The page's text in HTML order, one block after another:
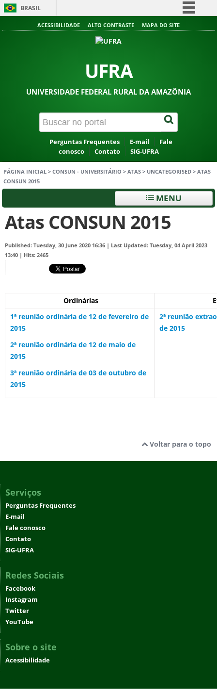
BRASIL
Simplifique!
Acesso à informação
ACESSIBILIDADE ALTO CONTRASTE MAPA DO SITE
UFRA
UNIVERSIDADE FEDERAL RURAL DA AMAZÔNIA
Perguntas Frequentes E-mail
Fale
conosco
Contato SIG-UFRA
PÁGINA INICIAL > CONSUN - UNIVERSITÁRIO > ATAS > UNCATEGORISED > ATAS
CONSUN 2015
MENU
Atas CONSUN 2015
Published: Tuesday, 30 June 2020 16:36 | Last Updated: Tuesday, 04 April 2023
13:40 | Hits: 2465
Ordinárias
1ª reunião ordinária de 12 de fevereiro de
2015
2ª reunião ordinária de 12 de maio de
2015
3ª reunião ordinária de 03 de outubro de
2015
2ª reunião
de 2015
Voltar para o topo
Serviços
Perguntas Frequentes
E-mail
Fale conosco
Contato
SIG-UFRA
Redes Sociais
Facebook
Instagram
Twitter
YouTube
Sobre o site
Acessibilidade